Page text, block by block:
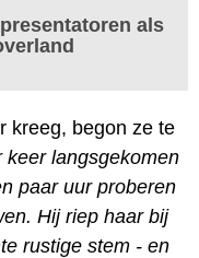
als
kreeg, begon ze te
keer langsgekomen
paar uur proberen
Hij riep haar bij
rustige stem - en